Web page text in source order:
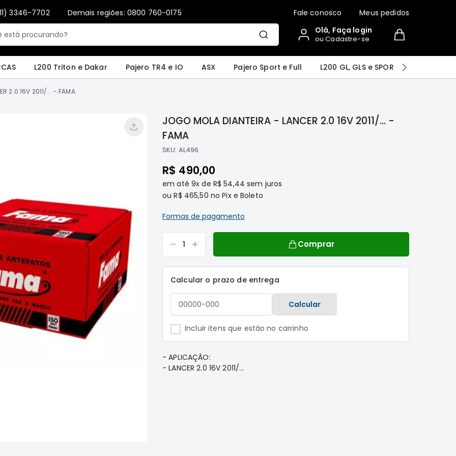
3346-7702 Demais regiões: 0800 760-0175 Fale conosco Meus pedidos
Olá, Faça login
ou Cadastre-se
L200 Triton e Dakar Pajero TR4 e IO ASX Pajero Sport e Full L200 GL, GLS e SPORT
2.0 16V 2011/... - FAMA
JOGO MOLA DIANTEIRA - LANCER 2.0 16V 2011/... -
FAMA
SKU: AL496
R$ 490,00
em até 9x de R$ 54,44 sem juros
ouR$ 465,50 no Pix e Boleto
Formas de pagamento
Comprar
Calcular o prazo de entrega
Calcular
Incluir itens que estão no carrinho
- APLICAÇÃO:
- LANCER 2.0 16V 2011/...
Only registered users can write reviews. Please
create an account